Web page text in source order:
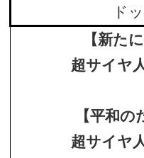
ド
【新た
超サイヤ
【平和の
超サイヤ